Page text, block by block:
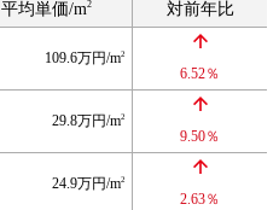
平均単価/m2 対前年比
109.6万円/m2
6.52％
29.8万円/m2
9.50％
24.9万円/m2
2.63％